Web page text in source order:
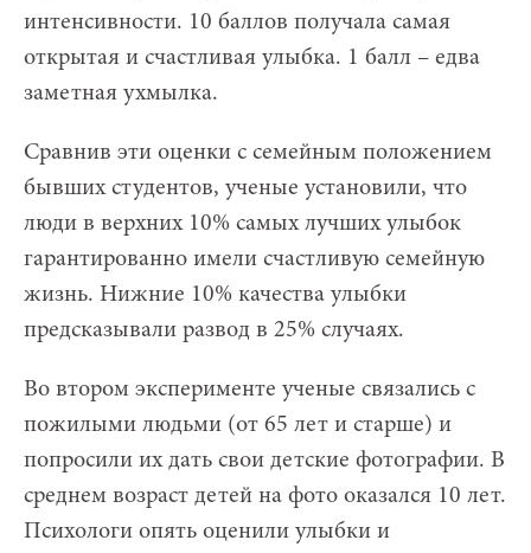
интенсивности. 10 баллов получала самая
открытая и счастливая улыбка. 1 балл – едва
заметная ухмылка.
Сравнив эти оценки с семейным положением
бывших студентов, ученые установили, что
люди в верхних 10% самых лучших улыбок
гарантированно имели счастливую семейную
жизнь. Нижние 10% качества улыбки
предсказывали развод в 25% случаях.
Во втором эксперименте ученые связались с
пожилыми людьми (от 65 лет и старше) и
попросили их дать свои детские фотографии. В
среднем возраст детей на фото оказался 10 лет.
Психологи опять оценили улыбки и